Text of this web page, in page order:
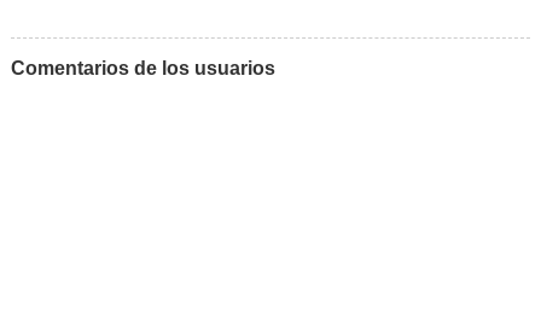
Comentarios de los usuarios